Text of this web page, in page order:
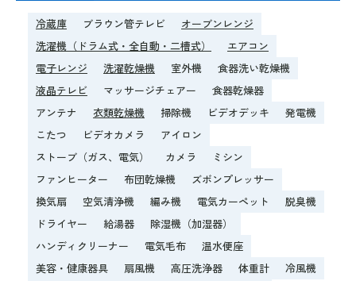
冷蔵庫 ブラウン管テレビ
オーブンレンジ
洗濯機（ドラム式・全自動・二槽式）
エアコン
電子レンジ
洗濯乾燥機 室外機
食器洗い乾燥機
液晶テレビ
マッサージチェアー
食器乾燥器
アンテナ
衣類乾燥機 掃除機 ビデオデッキ
発電機
こたつ
ビデオカメラ
アイロン
ストーブ（ガス、電気）
カメラ
ミシン
ファンヒーター
布団乾燥機
ズボンプレッサー
換気扇
空気清浄機 編み機 電気カーペット
脱臭機
ドライヤー
給湯器
除湿機（加湿器）
ハンディクリーナー
電気毛布
温水便座
美容・健康器具
扇風機 高圧洗浄器 体重計
冷風機